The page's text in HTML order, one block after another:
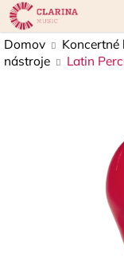
Prejsť
na
obsah
Domov Koncertné
nástroje
Latin
K
o
š
Späť
Späť